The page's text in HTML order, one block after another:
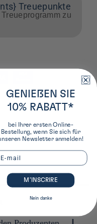
Treuepunkte
zu
ab 85 € per
Hauszustellung in
GENIEßEN SIE
10% RABATT*
bei Ihrer ersten Online-
Bestellung, wenn Sie sich für
Newsletter anmelden!
M’INSCRIRE
Nein danke